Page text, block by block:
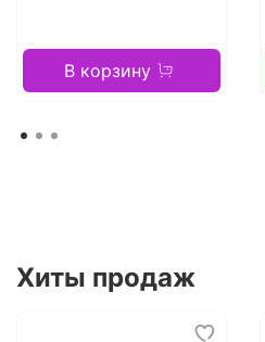
В корзину
Хиты продаж